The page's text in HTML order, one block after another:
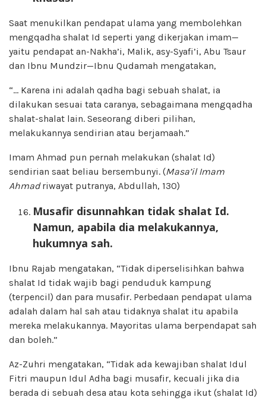
Saat menukilkan pendapat ulama yang membolehkan
mengqadha shalat Id seperti yang dikerjakan imam—
yaitu pendapat an-Nakha’i, Malik, asy-Syafi’i, Abu Tsaur
dan Ibnu Mundzir—Ibnu Qudamah mengatakan,
“… Karena ini adalah qadha bagi sebuah shalat, ia
dilakukan sesuai tata caranya, sebagaimana mengqadha
shalat-shalat lain. Seseorang diberi pilihan,
melakukannya sendirian atau berjamaah.”
Imam Ahmad pun pernah melakukan (shalat Id)
sendirian saat beliau bersembunyi. (Masa’il Imam
Ahmadriwayat putranya, Abdullah, 130)
Musafir disunnahkan tidak shalat Id.
Namun, apabila dia melakukannya,
hukumnya sah.
Ibnu Rajab mengatakan, “Tidak diperselisihkan bahwa
shalat Id tidak wajib bagi penduduk kampung
(terpencil) dan para musafir. Perbedaan pendapat ulama
adalah dalam hal sah atau tidaknya shalat itu apabila
mereka melakukannya. Mayoritas ulama berpendapat sah
dan boleh.”
Az-Zuhri mengatakan, “Tidak ada kewajiban shalat Idul
Fitri maupun Idul Adha bagi musafir, kecuali jika dia
berada di sebuah desa atau kota sehingga ikut (shalat Id)